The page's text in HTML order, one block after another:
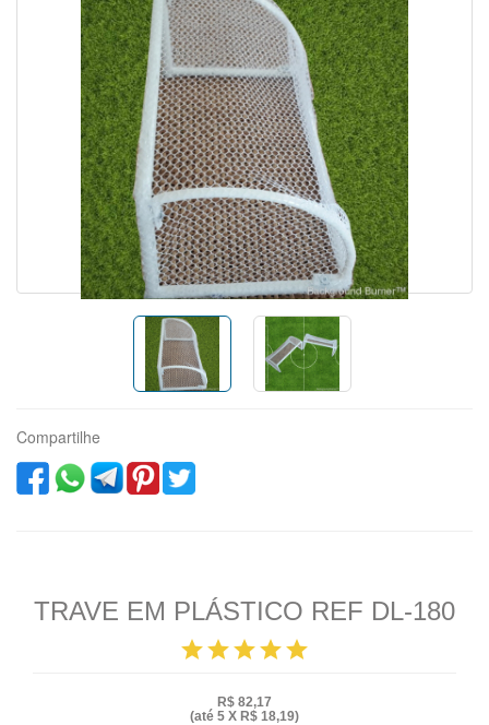
Compartilhe
TRAVE EM PLÁSTICO REF DL-180
starstarstarstarstar
R$ 82,17
(até 5 X R$ 18,19)